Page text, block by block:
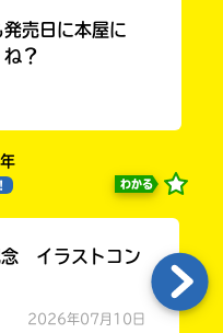
売日に本屋に
？
わかる
念 イラストコン
2026年07月10日